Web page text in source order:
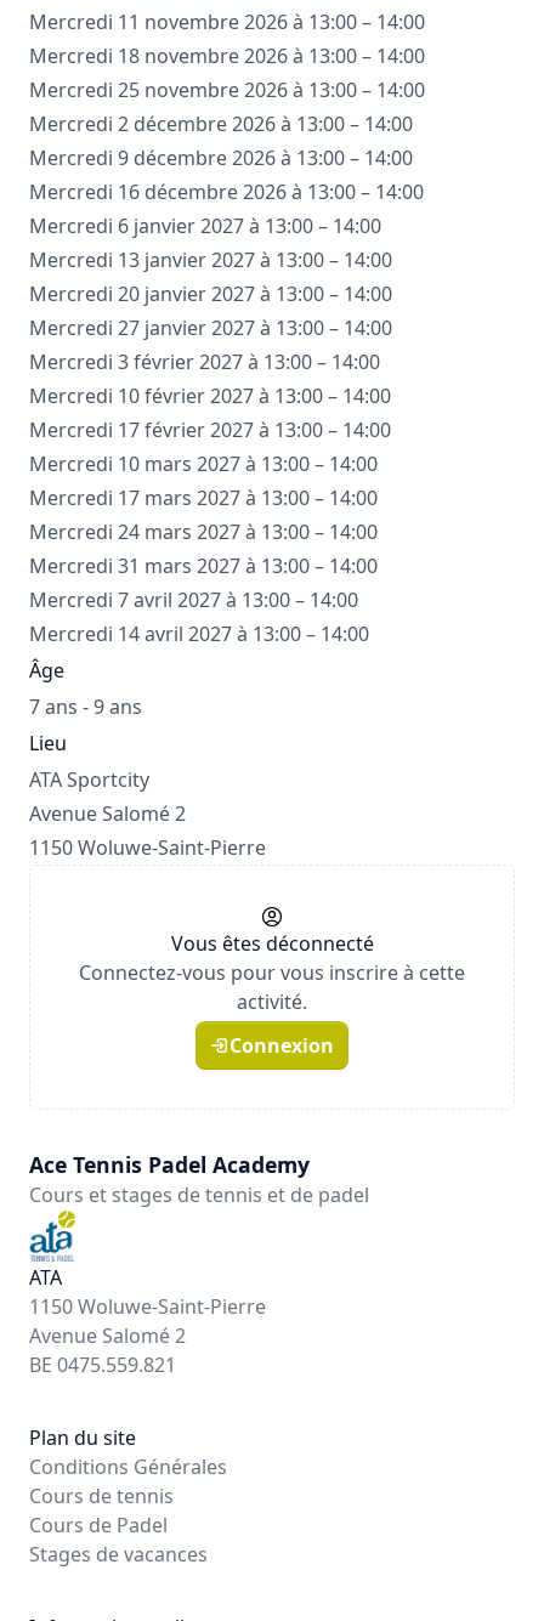
Mercredi 11 novembre 2026 à 13:00 – 14:00
Mercredi 18 novembre 2026 à 13:00 – 14:00
Mercredi 25 novembre 2026 à 13:00 – 14:00
Mercredi 2 décembre 2026 à 13:00 – 14:00
Mercredi 9 décembre 2026 à 13:00 – 14:00
Mercredi 16 décembre 2026 à 13:00 – 14:00
Mercredi 6 janvier 2027 à 13:00 – 14:00
Mercredi 13 janvier 2027 à 13:00 – 14:00
Mercredi 20 janvier 2027 à 13:00 – 14:00
Mercredi 27 janvier 2027 à 13:00 – 14:00
Mercredi 3 février 2027 à 13:00 – 14:00
Mercredi 10 février 2027 à 13:00 – 14:00
Mercredi 17 février 2027 à 13:00 – 14:00
Mercredi 10 mars 2027 à 13:00 – 14:00
Mercredi 17 mars 2027 à 13:00 – 14:00
Mercredi 24 mars 2027 à 13:00 – 14:00
Mercredi 31 mars 2027 à 13:00 – 14:00
Mercredi 7 avril 2027 à 13:00 – 14:00
Mercredi 14 avril 2027 à 13:00 – 14:00
Âge
7 ans - 9 ans
Lieu
ATA Sportcity
Avenue Salomé 2
1150 Woluwe-Saint-Pierre
Vous êtes déconnecté
Connectez-vous pour vous inscrire à cette
activité.
Connexion
Ace Tennis Padel Academy
Cours et stages de tennis et de padel
ATA
1150 Woluwe-Saint-Pierre
Avenue Salomé 2
BE 0475.559.821
Plan du site
Conditions Générales
Cours de tennis
Cours de Padel
Stages de vacances